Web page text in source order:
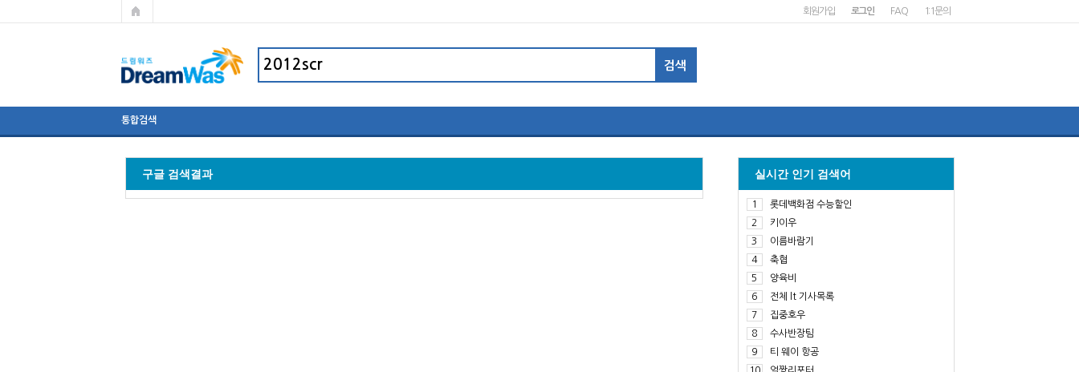
회원가입 로그인 FAQ 1:1문의
통합검색
실시간 인기 검색어
1
롯데백화점 수능할인
2
키이우
3
이름바람기
4
축협
5
양육비
6
전체 lt 기사목록
7
집중호우
8
수사반장팀
9
티 웨이 항공
구글 검색결과